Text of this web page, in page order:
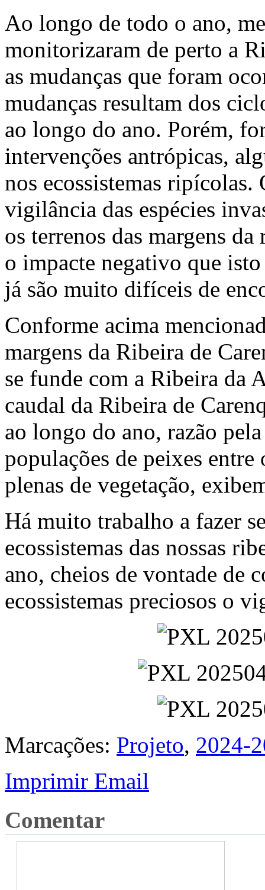
Ao longo de todo o ano,
monitorizaram de perto a
as mudanças que foram
mudanças resultam dos
ao longo do ano. Porém,
intervenções antrópicas,
nos ecossistemas
vigilância das espécies
os terrenos das margens
o impacte negativo que
já são muito difíceis de
Conforme acima
margens da Ribeira de
se funde com a Ribeira da
caudal da Ribeira de
ao longo do ano, razão
populações de peixes
plenas de vegetação,
Há muito trabalho a fazer
ecossistemas das nossas
ano, cheios de vontade de
ecossistemas preciosos o
Marcações: Projeto, 2024-
Imprimir Email
Comentar